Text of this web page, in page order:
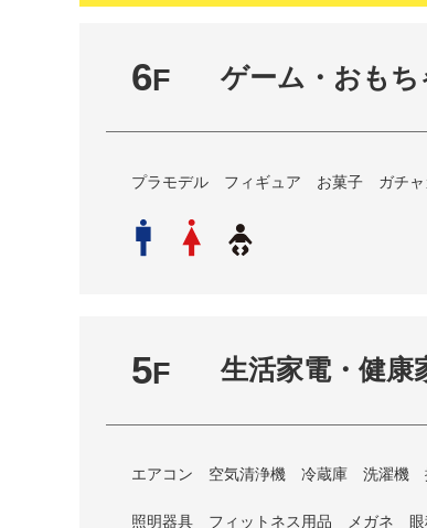
6F ゲーム・おもち
プラモデル フィギュア お菓子 ガチ
5F 生活家電・健康
エアコン 空気清浄機 冷蔵庫 洗濯機
照明器具 フィットネス用品 メガネ